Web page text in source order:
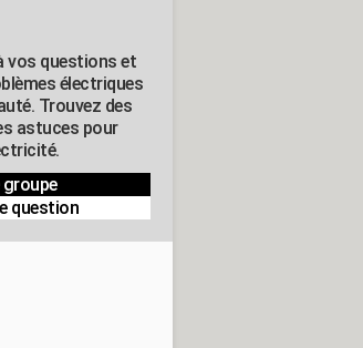
vos questions et
électriques
Trouvez des
astuces pour
groupe
question